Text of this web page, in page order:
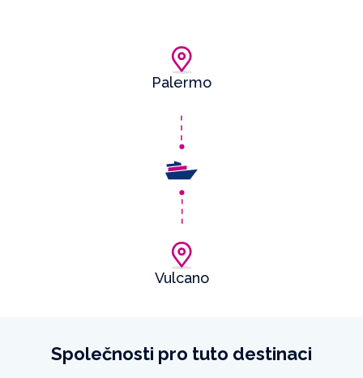
Palermo
Vulcano
Společnosti pro tuto destinaci